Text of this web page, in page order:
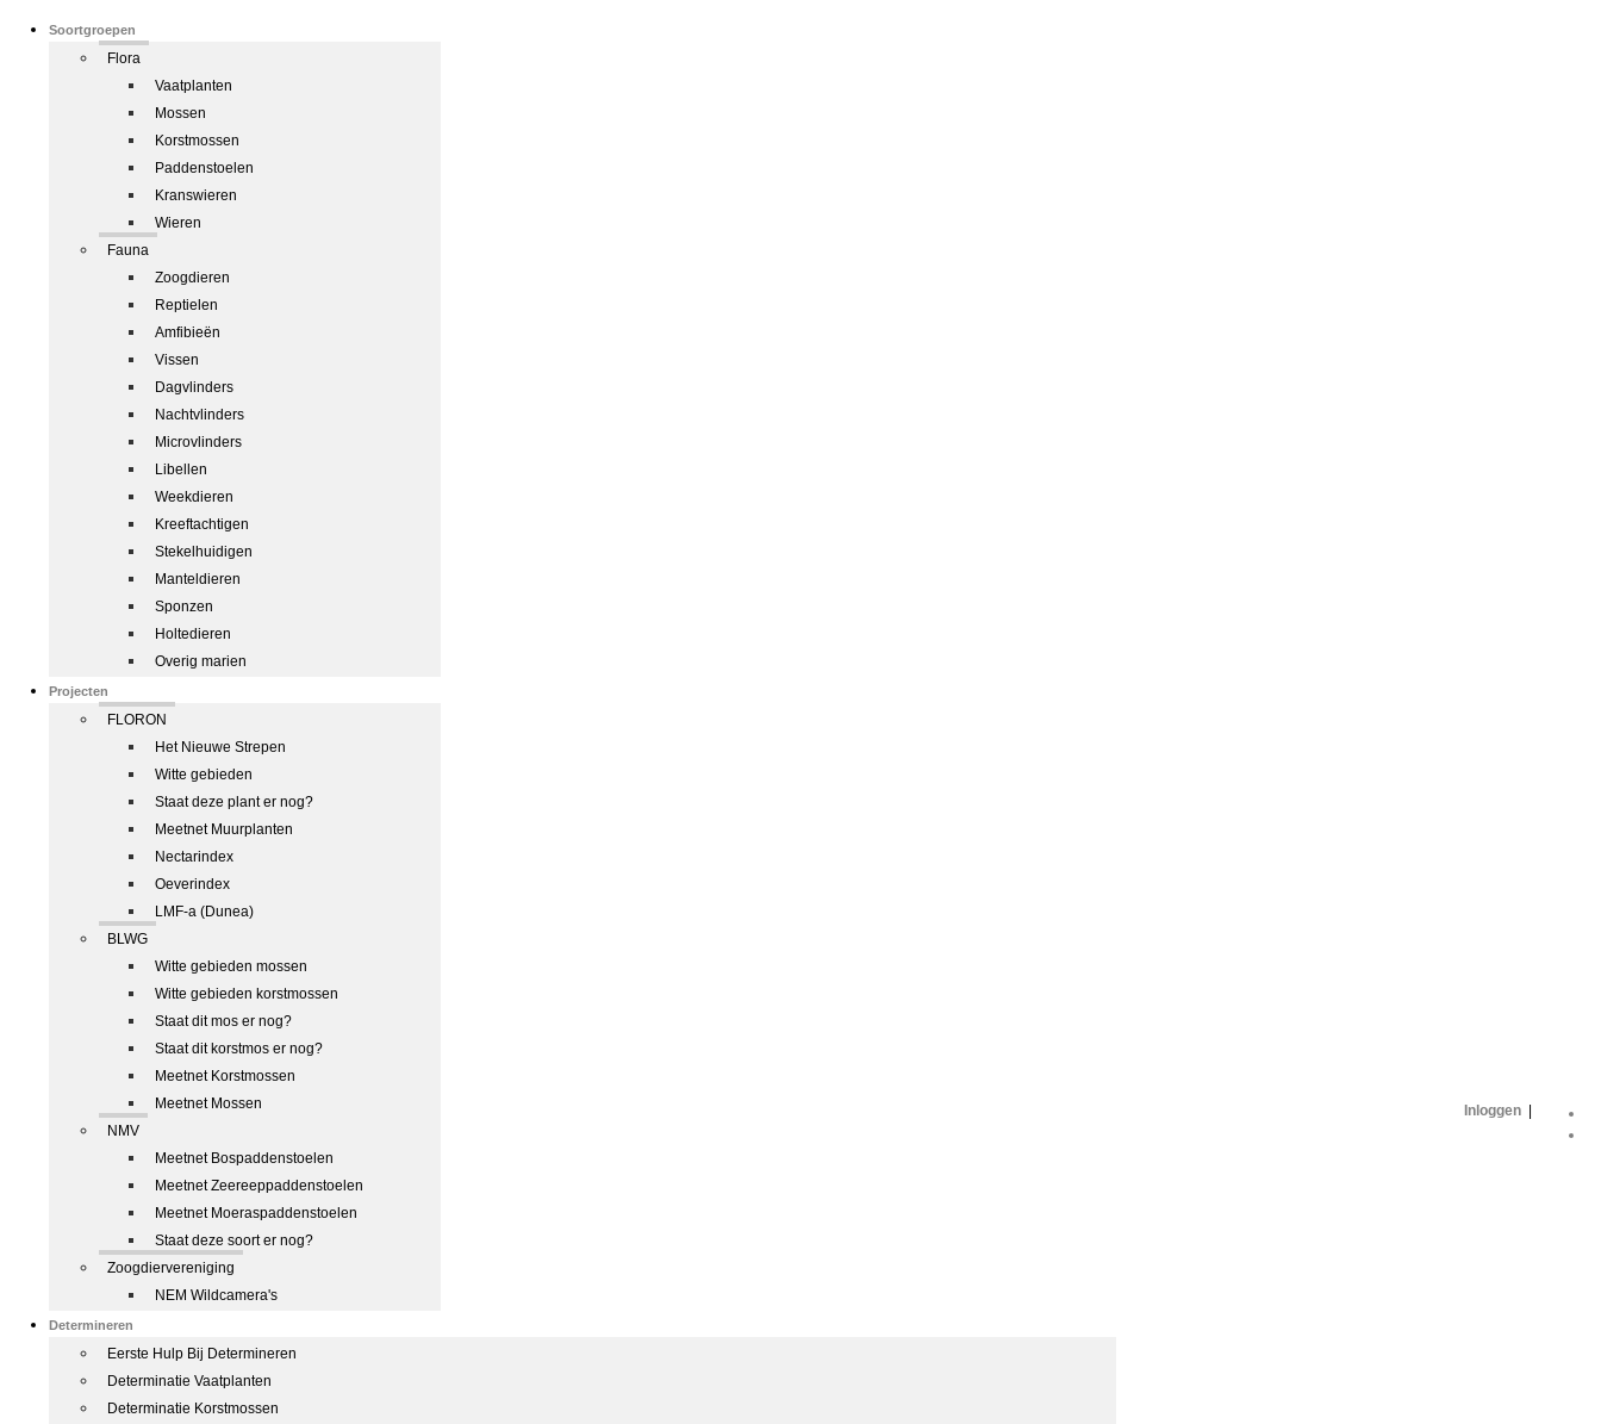
Soortgroepen
Flora
Vaatplanten
Mossen
Korstmossen
Paddenstoelen
Kranswieren
Wieren
Fauna
Zoogdieren
Reptielen
Amfibieën
Vissen
Dagvlinders
Nachtvlinders
Microvlinders
Libellen
Weekdieren
Kreeftachtigen
Stekelhuidigen
Manteldieren
Sponzen
Holtedieren
Overig marien
Projecten
FLORON
Het Nieuwe Strepen
Witte gebieden
Staat deze plant er nog?
Meetnet Muurplanten
Nectarindex
Oeverindex
LMF-a (Dunea)
BLWG
Witte gebieden mossen
Witte gebieden korstmossen
Staat dit mos er nog?
Staat dit korstmos er nog?
Meetnet Korstmossen
Meetnet Mossen
NMV
Meetnet Bospaddenstoelen
Meetnet Zeereeppaddenstoelen
Meetnet Moeraspaddenstoelen
Staat deze soort er nog?
Zoogdiervereniging
NEM Wildcamera's
Determineren
Eerste Hulp Bij Determineren
Determinatie Vaatplanten
Determinatie Korstmossen
Inloggen